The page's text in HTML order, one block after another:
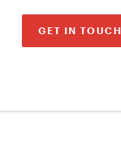
GET IN TOUCH